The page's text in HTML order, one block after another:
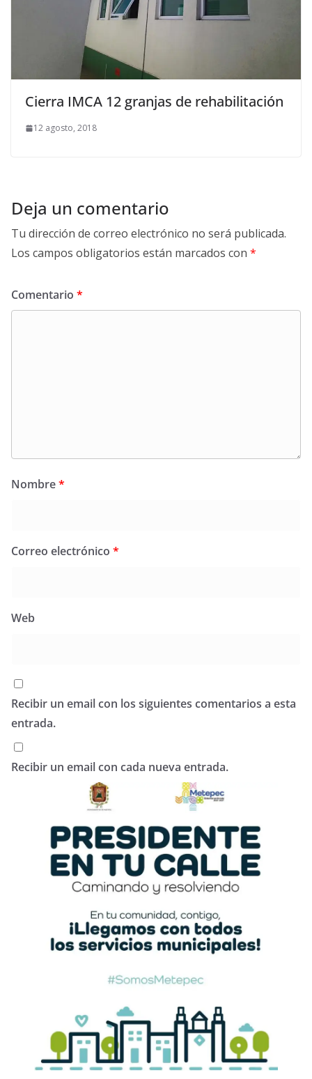
Cierra IMCA 12 granjas de rehabilitación
12 agosto, 2018
Deja un comentario
Tu dirección de correo electrónico no será publicada.
Los campos obligatorios están marcados con *
Comentario *
Nombre*
Correo electrónico *
Web
Recibir un email con los siguientes comentarios a esta
entrada.
Recibir un email con cada nueva entrada.